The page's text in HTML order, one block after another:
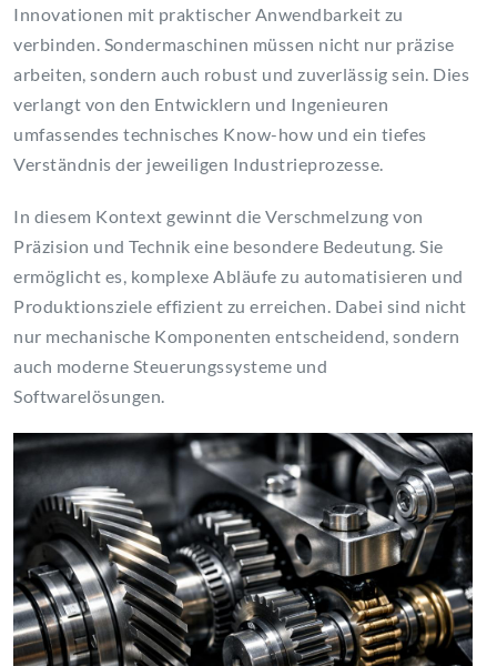
Innovationen mit praktischer Anwendbarkeit zu
verbinden. Sondermaschinen müssen nicht nur präzise
arbeiten, sondern auch robust und zuverlässig sein. Dies
verlangt von den Entwicklern und Ingenieuren
umfassendes technisches Know-how und ein tiefes
Verständnis der jeweiligen Industrieprozesse.
In diesem Kontext gewinnt die Verschmelzung von
Präzision und Technik eine besondere Bedeutung. Sie
ermöglicht es, komplexe Abläufe zu automatisieren und
Produktionsziele effizient zu erreichen. Dabei sind nicht
nur mechanische Komponenten entscheidend, sondern
auch moderne Steuerungssysteme und
Softwarelösungen.